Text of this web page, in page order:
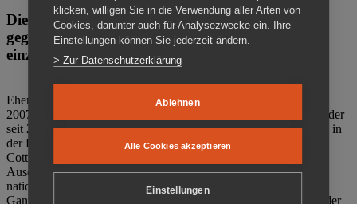
Die Gedenkstätte Zuchthaus Cottbus ist ein Ort
gegen das Vergessen. Anschaulich, nah und
einzigartig.
Ehemalige politische Häftlinge der DDR gründeten im Oktober
2007 den Verein Menschenrechtszentrum Cottbus e. V. (MRZ), der
seit 2011 Eigentümer des ehemaligen Gefängnisses (1860-2002) in
der Bautzener Straße und Träger der Gedenkstätte Zuchthaus
Cottbus ist. Im Zentrum der Arbeit der Gedenkstätte steht die
Auseinandersetzung mit politischem Unrecht während der
nationalsozialistischen Terrorherrschaft und der SED-Diktatur.
Ganzjährig zeigen mehrere Dauer- und Sonderausstellungen in der
klicken, willigen Sie in die Verwendung aller Arten von
Cookies, darunter auch für Analysezwecke ein. Ihre
Einstellungen können Sie jederzeit ändern.
> Zur Datenschutzerklärung
Ablehnen
Alle Cookies akzeptieren
Einstellungen